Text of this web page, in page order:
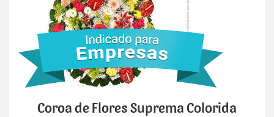
Coroa de Flores Suprema Colorida